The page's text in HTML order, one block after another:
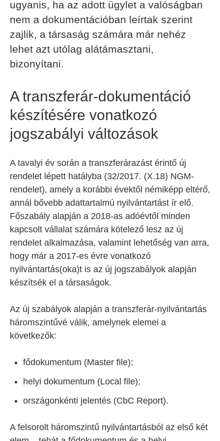
ugyanis, ha az adott ügylet a valóságban
nem a dokumentációban leírtak szerint
zajlik, a társaság számára már nehéz
lehet azt utólag alátámasztani,
bizonyítani.
A transzferár-dokumentáció
készítésére vonatkozó
jogszabályi változások
A tavalyi év során a transzferárazást érintő új
rendelet lépett hatályba (32/2017. (X.18) NGM-
rendelet), amely a korábbi évektől némiképp eltérő,
annál bővebb adattartalmú nyilvántartást ír elő.
Főszabály alapján a 2018-as adóévtől minden
kapcsolt vállalat számára kötelező lesz az új
rendelet alkalmazása, valamint lehetőség van arra,
hogy már a 2017-es évre vonatkozó
nyilvántartás(oka)t is az új jogszabályok alapján
készítsék el a társaságok.
Az új szabályok alapján a transzferár-nyilvántartás
háromszintűvé válik, amelynek elemei a
következők:
fődokumentum (Master file);
helyi dokumentum (Local file);
országonkénti jelentés (CbC Report).
A felsorolt háromszintű nyilvántartásból az első két